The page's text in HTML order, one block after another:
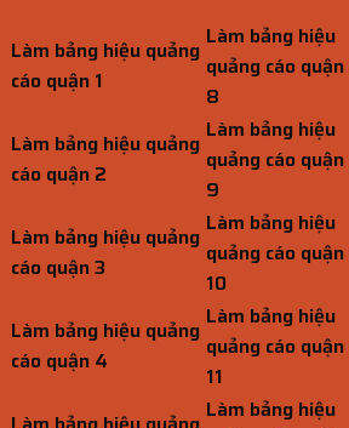
Làm bảng hiệu quảng
cáo quận 1
Làm bảng hiệu
quảng cáo quận
8
Làm bảng hiệu quảng
cáo quận 2
Làm bảng hiệu
quảng cáo quận
9
Làm bảng hiệu quảng
cáo quận 3
Làm bảng hiệu
quảng cáo quận
10
Làm bảng hiệu quảng
cáo quận 4
Làm bảng hiệu
quảng cáo quận
11
Làm bảng hiệu